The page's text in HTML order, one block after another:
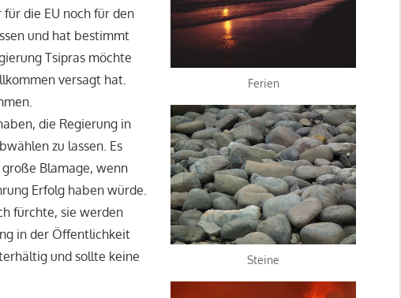
die EU noch für den
und hat bestimmt
Tsipras möchte
versagt hat.
die Regierung in
zu lassen. Es
Blamage, wenn
Erfolg haben würde.
fürchte, sie werden
in der Öffentlichkeit
und sollte keine
Ferien
Steine